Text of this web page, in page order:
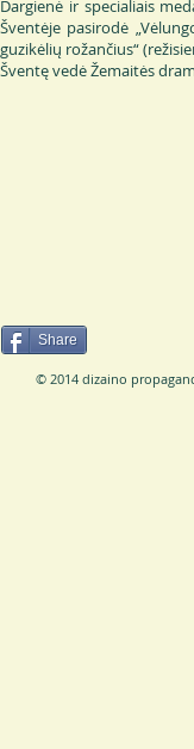
Dargienė ir specialiais
Šventėje pasirodė
guzikėlių rožančius“
Šventę vedė Žemaitės
Share
© 2014 dizaino